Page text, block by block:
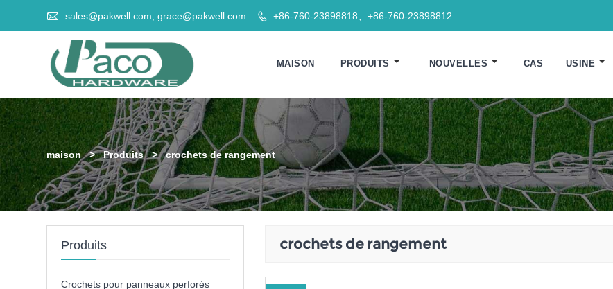
 sales@pakwell.com, grace@pakwell.com  +86-760-23898818、+86-760-23898812
MAISON PRODUITS NOUVELLES CAS USINE
maison > Produits > crochets de rangement
crochets de rangement
Produits
Crochets pour panneaux perforés